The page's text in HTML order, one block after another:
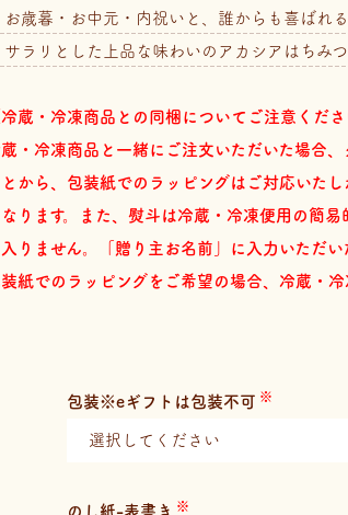
お歳暮・お中元・内祝いと、誰からも喜ばれ
サラリとした上品な味わいのアカシアはちみ
冷蔵・冷凍商品との同梱についてご注意くださ
・冷凍商品と一緒にご注文いただいた場合
とから、包装紙でのラッピングはご対応いた
なります。また、熨斗は冷蔵・冷凍便用の簡
入りません。「贈り主お名前」に入力いただ
紙でのラッピングをご希望の場合、冷蔵・
包装※eギフトは包装不可
のし紙-表書き